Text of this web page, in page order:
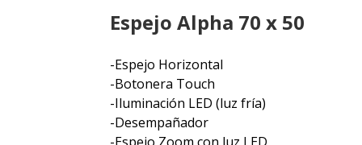
Espejo Alpha 70 x 50
-Espejo Horizontal
-Botonera Touch
-Iluminación LED (luz fría)
-Desempañador